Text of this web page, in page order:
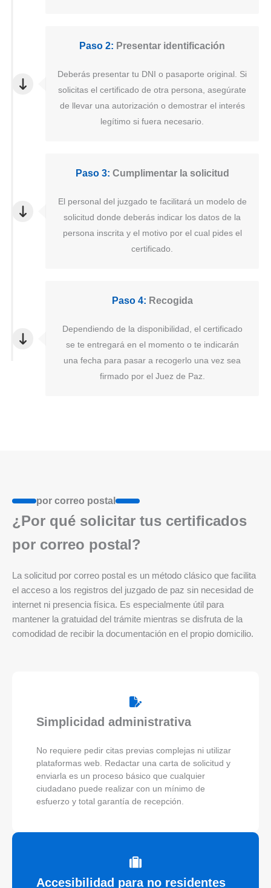
Paso 2: Presentar identificación
Deberás presentar tu DNI o pasaporte original. Si
solicitas el certificado de otra persona, asegúrate
de llevar una autorización o demostrar el interés
legítimo si fuera necesario.
Paso 3: Cumplimentar la solicitud
El personal del juzgado te facilitará un modelo de
solicitud donde deberás indicar los datos de la
persona inscrita y el motivo por el cual pides el
certificado.
Paso 4: Recogida
Dependiendo de la disponibilidad, el certificado
se te entregará en el momento o te indicarán
una fecha para pasar a recogerlo una vez sea
firmado por el Juez de Paz.
por correo postal
¿Por qué solicitar tus certificados
por correo postal?
La solicitud por correo postal es un método clásico que facilita
el acceso a los registros del juzgado de paz sin necesidad de
internet ni presencia física. Es especialmente útil para
mantener la gratuidad del trámite mientras se disfruta de la
comodidad de recibir la documentación en el propio domicilio.
Simplicidad administrativa
No requiere pedir citas previas complejas ni utilizar
plataformas web. Redactar una carta de solicitud y
enviarla es un proceso básico que cualquier
ciudadano puede realizar con un mínimo de
esfuerzo y total garantía de recepción.
Accesibilidad para no residentes